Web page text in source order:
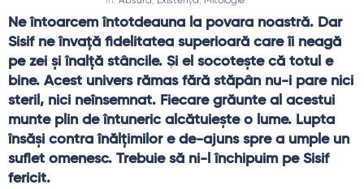
Ne întoarcem întotdeauna la povara noastră. Dar
Sisif ne învață fidelitatea superioară care îi neagă
pe zei și înalță stâncile. Și el socotește că totul e
bine. Acest univers rămas fără stăpân nu-i pare nici
steril, nici neînsemnat. Fiecare grăunte al acestui
munte plin de întuneric alcătuiește o lume. Lupta
însăși contra înălțimilor e de-ajuns spre a umple un
suflet omenesc. Trebuie să ni-l închipuim pe Sisif
fericit.